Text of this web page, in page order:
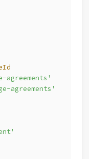
agreements'
agreements'